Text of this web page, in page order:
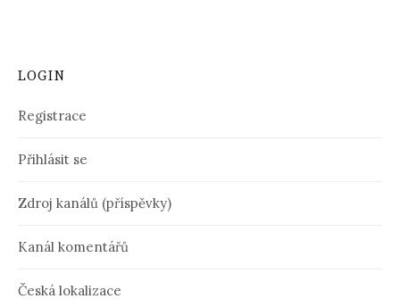
LOGIN
Registrace
Přihlásit se
Zdroj kanálů (příspěvky)
Kanál komentářů
Česká lokalizace